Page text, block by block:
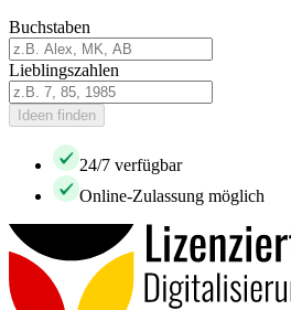
Buchstaben
Lieblingszahlen
Ideen finden
24/7 verfügbar
Online-Zulassung möglich